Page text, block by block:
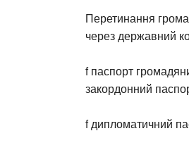
Перетинання
через державний
f паспорт
закордонний
f дипломатичний